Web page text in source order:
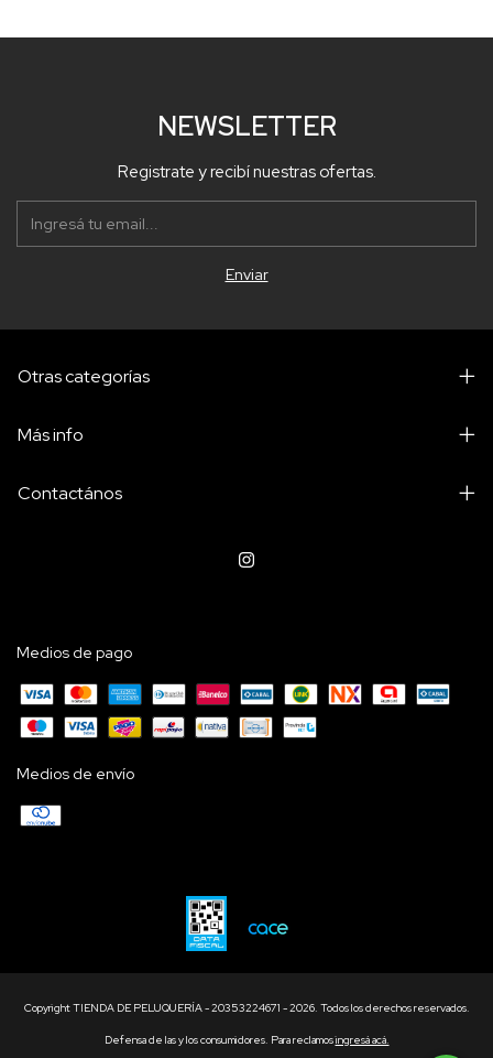
NEWSLETTER
Registrate y recibí nuestras ofertas.
Otras categorías
Más info
Contactános
Medios de pago
Medios de envío
Copyright TIENDA DE PELUQUERÍA - 20353224671 - 2026. Todos los derechos reservados.
Defensa de las y los consumidores. Para reclamosingresá acá.